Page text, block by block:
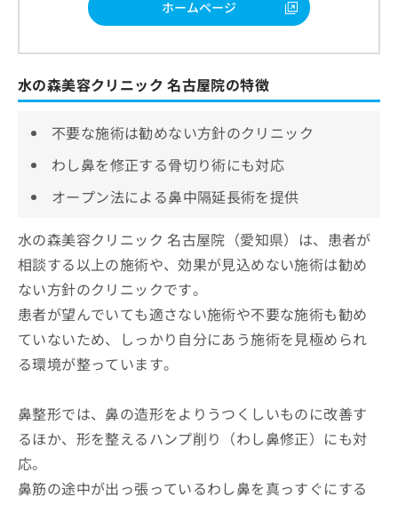
ホームページ
水の森美容クリニック 名古屋院の特徴
不要な施術は勧めない方針のクリニック
わし鼻を修正する骨切り術にも対応
オープン法による鼻中隔延長術を提供
水の森美容クリニック 名古屋院（愛知県）は、患者が
相談する以上の施術や、効果が見込めない施術は勧め
ない方針のクリニックです。
患者が望んでいても適さない施術や不要な施術も勧め
ていないため、しっかり自分にあう施術を見極められ
る環境が整っています。
鼻整形では、鼻の造形をよりうつくしいものに改善す
るほか、形を整えるハンプ削り（わし鼻修正）にも対
応。
鼻筋の途中が出っ張っているわし鼻を真っすぐにする